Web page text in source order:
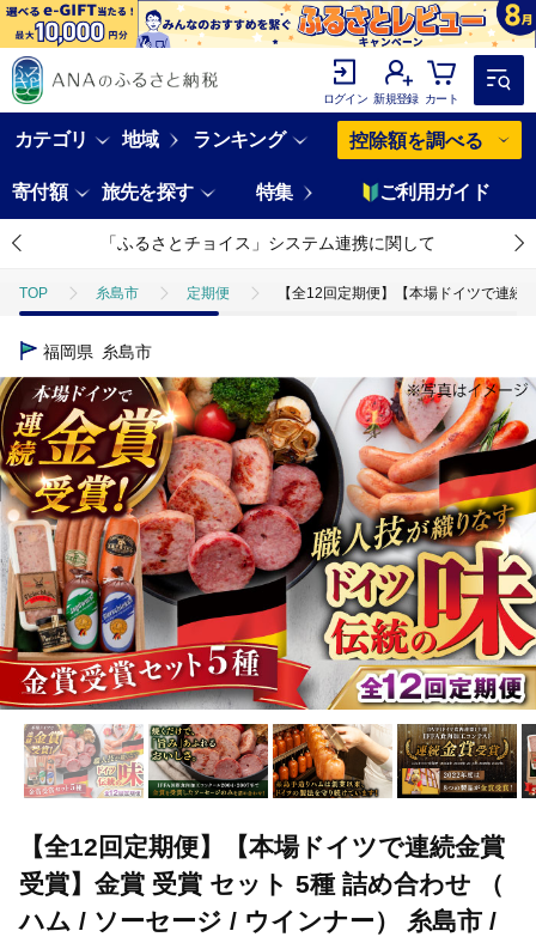
ログイン 新規登録 カート
カテゴリ 地域 ランキング 控除額を調べる
寄付額 旅先を探す 特集 ご利用ガイド
「ふるさとチョイス」システム連携に関して
TOP 糸島市 定期便 【全12回定期便】【本場ドイツで連
福岡県 糸島市
【全12回定期便】【本場ドイツで連続金賞
受賞】金賞 受賞 セット 5種 詰め合わせ （
ハム / ソーセージ / ウインナー） 糸島市 /